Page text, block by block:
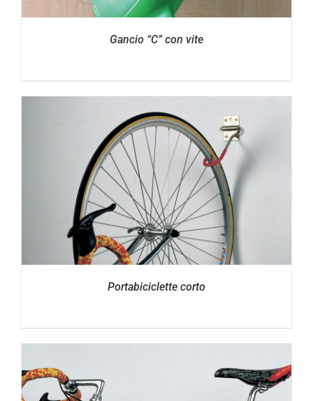
Gancio “C” con vite
Portabiciclette corto